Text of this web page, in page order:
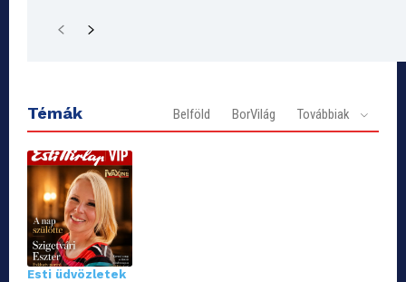
Témák Belföld BorVilág Továbbiak
Esti üdvözletek